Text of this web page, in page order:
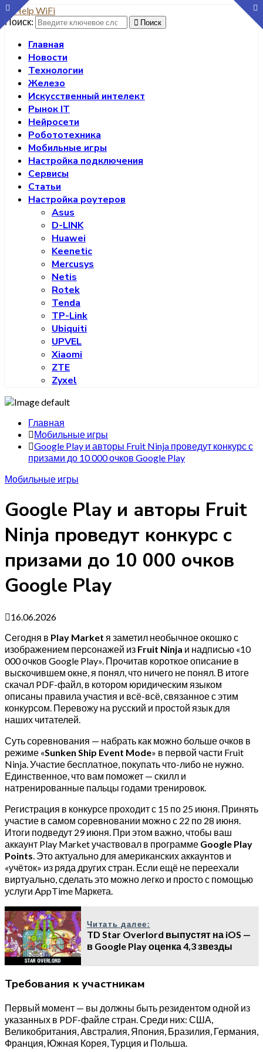
Поиск: Поиск
Главная
Новости
Технологии
Железо
Искусственный интелект
Рынок IT
Нейросети
Робототехника
Мобильные игры
Настройка подключения
Сервисы
Статьи
Настройка роутеров
Asus
D-LINK
Huawei
Keenetic
Mercusys
Netis
Rotek
Tenda
TP-Link
Ubiquiti
UPVEL
Xiaomi
ZTE
Zyxel
Главная
Мобильные игры
Google Play и авторы Fruit Ninja проведут конкурс с
призами до 10 000 очков Google Play
Мобильные игры
Google Play и авторы Fruit
Ninja проведут конкурс с
призами до 10 000 очков
Google Play
16.06.2026
Сегодня в Play Market я заметил необычное окошко с
изображением персонажей из Fruit Ninja и надписью «10
000 очков Google Play». Прочитав короткое описание в
выскочившем окне, я понял, что ничего не понял. В итоге
скачал PDF-файл, в котором юридическим языком
описаны правила участия и всё-всё, связанное с этим
конкурсом. Перевожу на русский и простой язык для
наших читателей.
Суть соревнования — набрать как можно больше очков в
режиме «Sunken Ship Event Mode» в первой части Fruit
Ninja. Участие бесплатное, покупать что-либо не нужно.
Единственное, что вам поможет — скилл и
натренированные пальцы годами тренировок.
Регистрация в конкурсе проходит с 15 по 25 июня. Принять
участие в самом соревновании можно с 22 по 28 июня.
Итоги подведут 29 июня. При этом важно, чтобы ваш
аккаунт Play Market участвовал в программе Google Play
Points. Это актуально для американских аккаунтов и
«учёток» из ряда других стран. Если ещё не переехали
виртуально, сделать это можно легко и просто с помощью
услуги AppTime Маркета.
Читать далее:
TD Star Overlord выпустят на iOS —
в Google Play оценка 4,3 звезды
Требования к участникам
Первый момент — вы должны быть резидентом одной из
указанных в PDF-файле стран. Среди них: США,
Великобритания, Австралия, Япония, Бразилия, Германия,
Франция, Южная Корея, Турция и Польша.